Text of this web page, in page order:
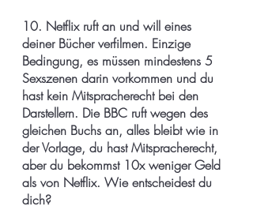
10. Netflix ruft an und will eines
deiner Bücher verfilmen. Einzige
Bedingung, es müssen mindestens 5
Sexszenen darin vorkommen und du
hast kein Mitspracherecht bei den
Darstellern. Die BBC ruft wegen des
gleichen Buchs an, alles bleibt wie in
der Vorlage, du hast Mitspracherecht,
aber du bekommst 10x weniger Geld
als von Netflix. Wie entscheidest du
dich?